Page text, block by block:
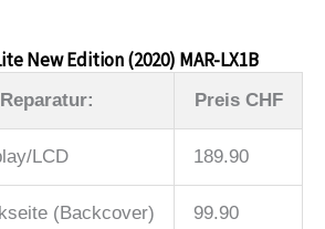
New Edition (2020) MAR-LX1B
Preis CHF
LCD 189.90
(Backcover) 99.90